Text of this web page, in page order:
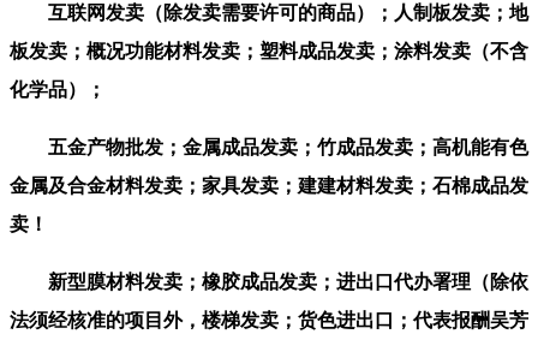
互联网发卖（除发卖需要许可的商品）；人制板发卖；地
板发卖；概况功能材料发卖；塑料成品发卖；涂料发卖（不含
化学品）；
五金产物批发；金属成品发卖；竹成品发卖；高机能有色
金属及合金材料发卖；家具发卖；建建材料发卖；石棉成品发
卖！
新型膜材料发卖；橡胶成品发卖；进出口代办署理（除依
法须经核准的项目外，楼梯发卖；货色进出口；代表报酬吴芳